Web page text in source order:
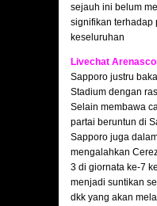
sejauh ini belum
signifikan terhadap
keseluruhan
Livechat
Sapporo justru
Stadium dengan
Selain membawa
partai beruntun di
Sapporo juga
mengalahkan
3 di giornata ke-7
menjadi suntikan
dkk yang akan